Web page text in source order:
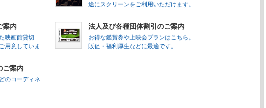
途にスクリーンをご利用いただけます。
案内
映画館貸切
用意していま
法人及び各種団体割引のご案内
お得な鑑賞券や上映会プランはこちら。
販促・福利厚生などに最適です。
ご案内
のコーディネ